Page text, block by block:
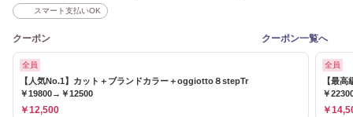
スマート支払いOK
クーポン クーポン一覧へ
全員
【人気No.1】カット＋ブランドカラー＋oggiotto８stepTr
￥19800→￥12500
￥12,500
全員
【最
￥
￥